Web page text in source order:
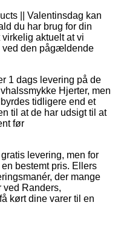
|| Valentinsdag kan
du har brug for din
aktuelt at vi
ved den pågældende
1 dags levering på de
Hjerter, men
tidligere end et
til at de har udsigt til at
før
levering, men for
bestemt pris. Ellers
der mange
ved Randers,
kørt dine varer til en